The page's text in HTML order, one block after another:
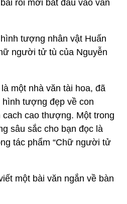
rồi mới bắt đầu vào vấn
tượng nhân vật Huấn
người tử tù của Nguyễn
một nhà văn tài hoa, đã
tượng đẹp về con
cao thượng. Một trong
sâu sắc cho bạn đọc là
tác phẩm “Chữ người tử
một bài văn ngắn về bàn